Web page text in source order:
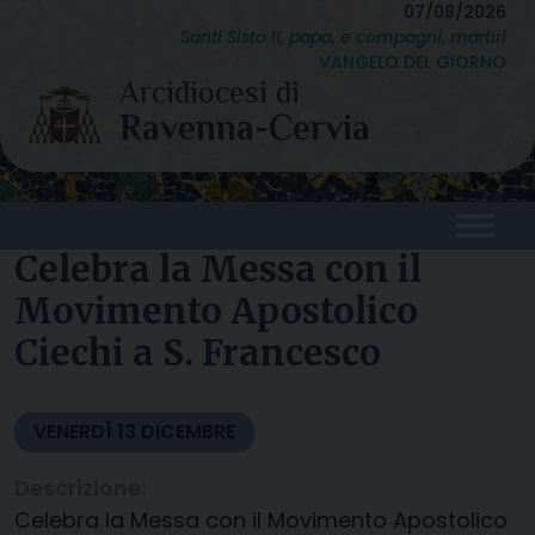
content
07/08/2026
Santi Sisto II, papa, e compagni, martiri
VANGELO DEL GIORNO
Celebra la Messa con il
Movimento Apostolico
Ciechi a S. Francesco
VENERDÌ 13 DICEMBRE
Celebra la Messa con il Movimento Apostolico